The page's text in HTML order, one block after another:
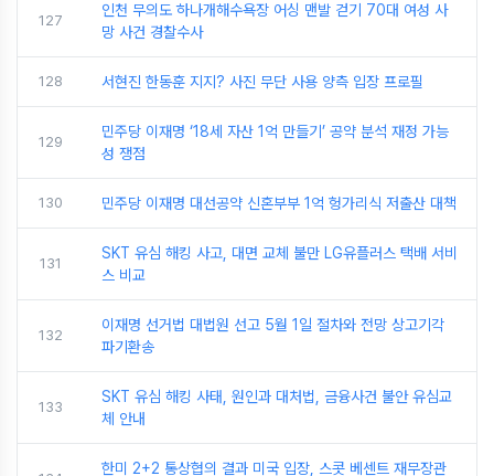
127
인천 무의도 하나개해수욕장 어싱 맨발 걷기 70대 여성 사
망 사건 경찰수사
128 서현진 한동훈 지지? 사진 무단 사용 양측 입장 프로필
129
민주당 이재명 ‘18세 자산 1억 만들기’ 공약 분석 재정 가능
성 쟁점
130 민주당 이재명 대선공약 신혼부부 1억 헝가리식 저출산 대책
131
SKT 유심 해킹 사고, 대면 교체 불만 LG유플러스 택배 서비
스 비교
132
이재명 선거법 대법원 선고 5월 1일 절차와 전망 상고기각
파기환송
133
SKT 유심 해킹 사태, 원인과 대처법, 금융사건 불안 유심교
체 안내
한미 2+2 통상협의 결과 미국 입장, 스콧 베센트 재무장관